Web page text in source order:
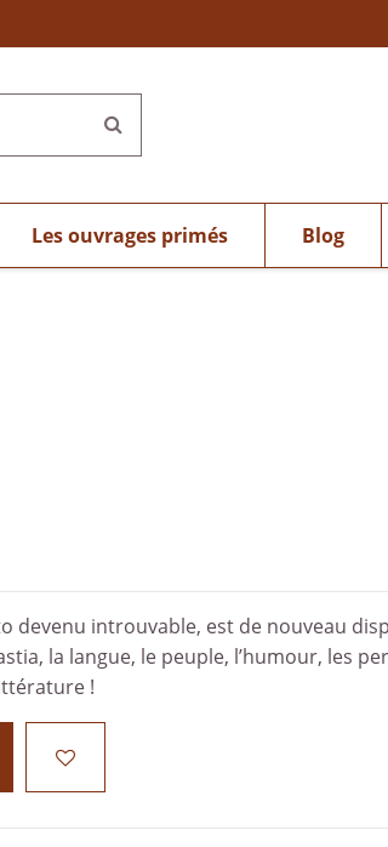
Les ouvrages primés Blog
devenu introuvable, est de nouveau
la langue, le peuple, l’humour, les
!